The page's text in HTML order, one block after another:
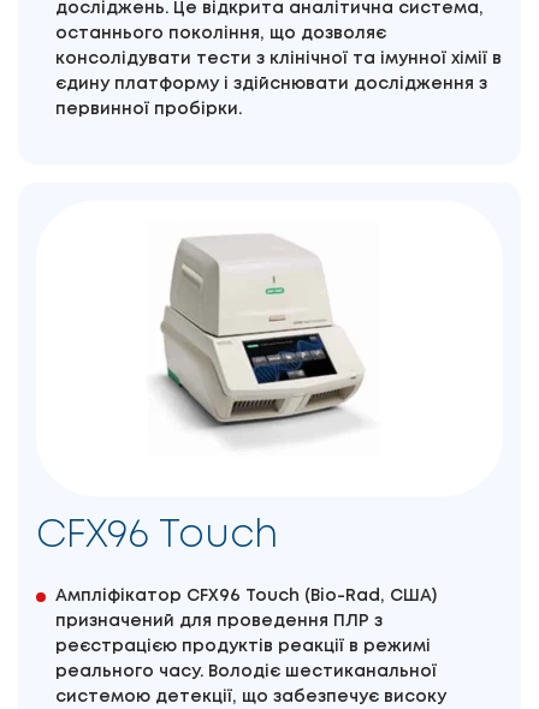
досліджень. Це відкрита аналітична система,
останнього покоління, що дозволяє
консолідувати тести з клінічної та імунної хімії в
єдину платформу і здійснювати дослідження з
первинної пробірки.
CFX96 Touch
Ампліфікатор CFX96 Touch (Bio-Rad, США)
призначений для проведення ПЛР з
реєстрацією продуктів реакції в режимі
реального часу. Володіє шестиканальної
системою детекції, що забезпечує високу